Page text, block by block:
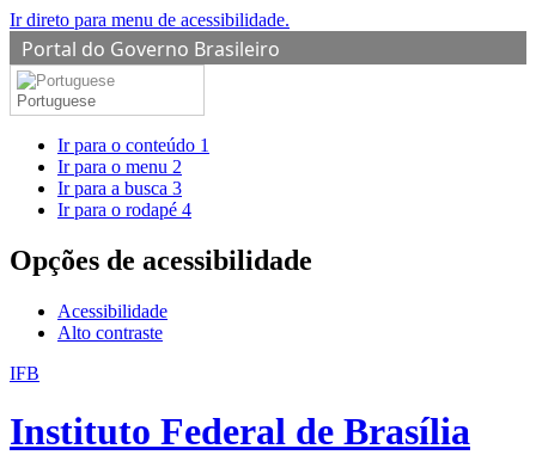
Ir direto para menu de acessibilidade.
Portal do Governo Brasileiro
Portuguese
Ir para o conteúdo 1
Ir para o menu 2
Ir para a busca 3
Ir para o rodapé 4
Opções de acessibilidade
Acessibilidade
Alto contraste
IFB
Instituto Federal de Brasília